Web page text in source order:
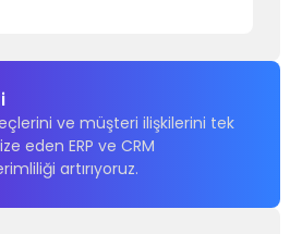
ve müşteri ilişkilerini tek
eden ERP ve CRM
artırıyoruz.